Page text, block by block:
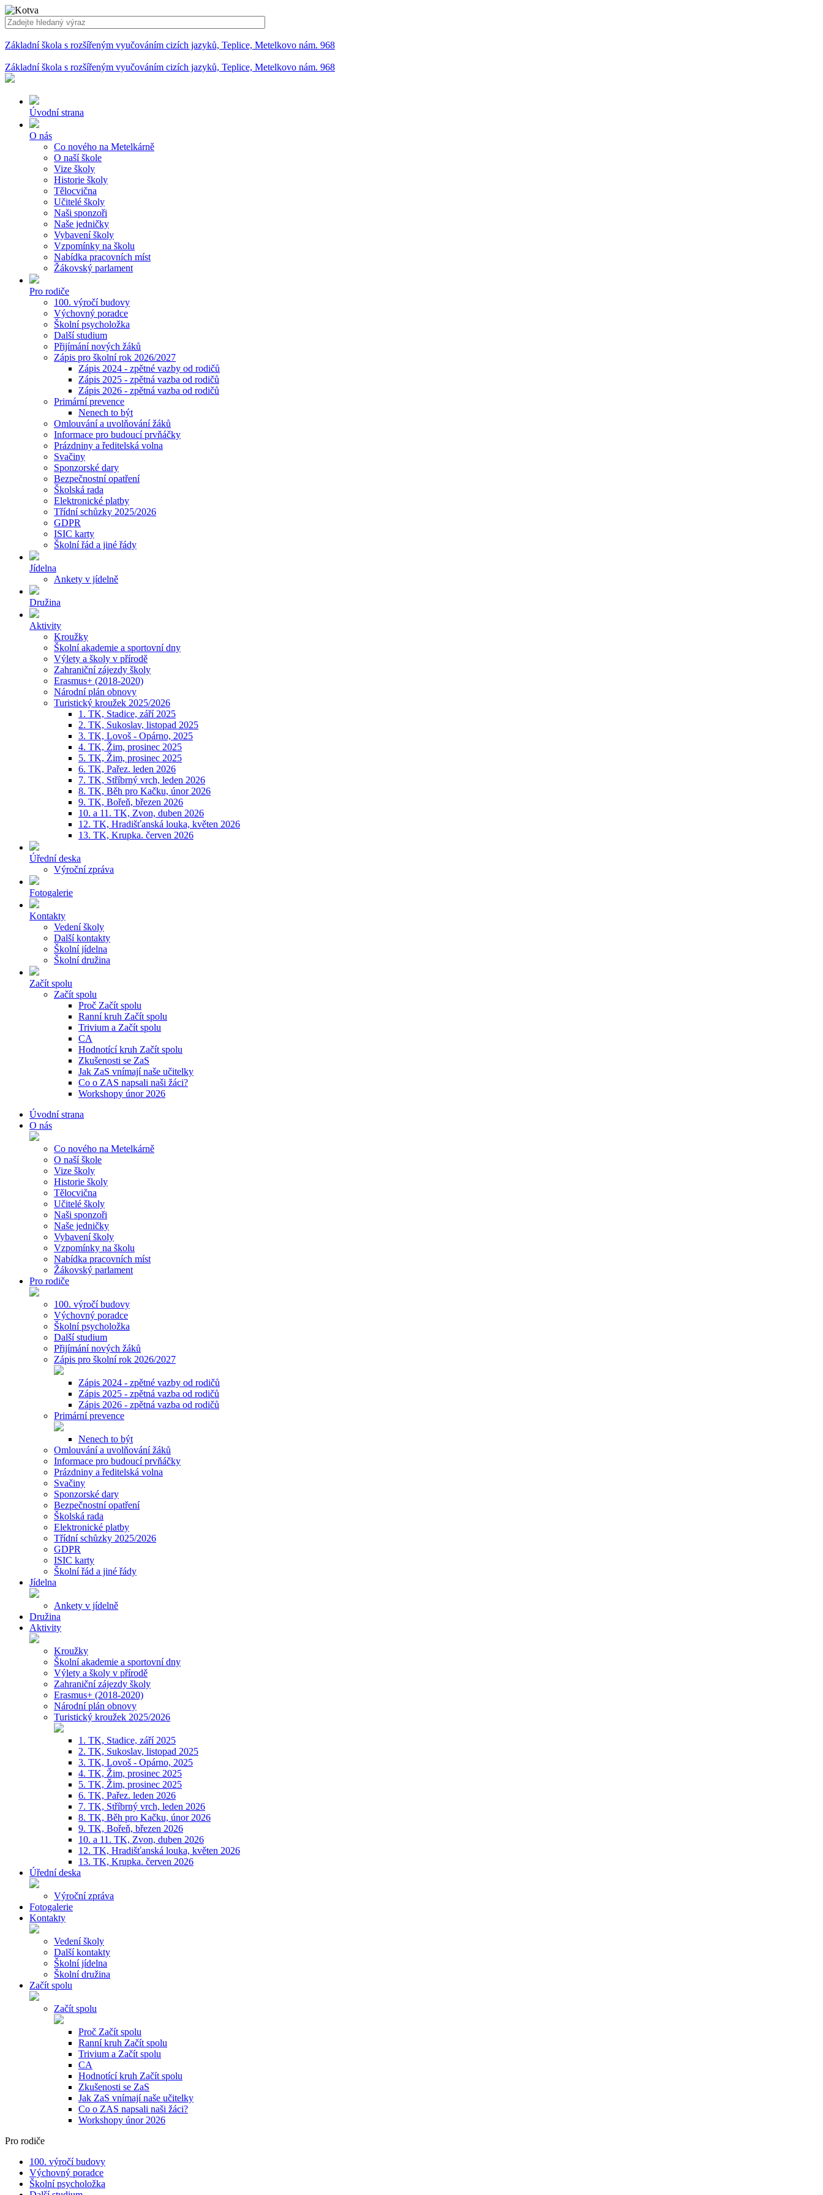
Základní škola s rozšířeným vyučováním cizích jazyků, Teplice, Metelkovo nám. 968
Základní škola s rozšířeným vyučováním cizích jazyků, Teplice, Metelkovo nám. 968
Úvodní strana
O nás
Co nového na Metelkárně
O naší škole
Vize školy
Historie školy
Tělocvična
Učitelé školy
Naši sponzoři
Naše jedničky
Vybavení školy
Vzpomínky na školu
Nabídka pracovních míst
Žákovský parlament
Pro rodiče
100. výročí budovy
Výchovný poradce
Školní psycholožka
Další studium
Přijímání nových žáků
Zápis pro školní rok 2026/2027
Zápis 2024 - zpětné vazby od rodičů
Zápis 2025 - zpětná vazba od rodičů
Zápis 2026 - zpětná vazba od rodičů
Primární prevence
Nenech to být
Omlouvání a uvolňování žáků
Informace pro budoucí prvňáčky
Prázdniny a ředitelská volna
Svačiny
Sponzorské dary
Bezpečnostní opatření
Školská rada
Elektronické platby
Třídní schůzky 2025/2026
GDPR
ISIC karty
Školní řád a jiné řády
Jídelna
Ankety v jídelně
Družina
Aktivity
Kroužky
Školní akademie a sportovní dny
Výlety a školy v přírodě
Zahraniční zájezdy školy
Erasmus+ (2018-2020)
Národní plán obnovy
Turistický kroužek 2025/2026
1. TK, Stadice, září 2025
2. TK, Sukoslav, listopad 2025
3. TK, Lovoš - Opárno, 2025
4. TK, Žim, prosinec 2025
5. TK, Žim, prosinec 2025
6. TK, Pařez. leden 2026
7. TK, Stříbrný vrch, leden 2026
8. TK, Běh pro Kačku, únor 2026
9. TK, Bořeň, březen 2026
10. a 11. TK, Zvon, duben 2026
12. TK, Hradišťanská louka, květen 2026
13. TK, Krupka. červen 2026
Úřední deska
Výroční zpráva
Fotogalerie
Kontakty
Vedení školy
Další kontakty
Školní jídelna
Školní družina
Začít spolu
Začít spolu
Proč Začít spolu
Ranní kruh Začít spolu
Trivium a Začít spolu
CA
Hodnotící kruh Začít spolu
Zkušenosti se ZaS
Jak ZaS vnímají naše učitelky
Co o ZAS napsali naši žáci?
Workshopy únor 2026
Úvodní strana
O nás
Co nového na Metelkárně
O naší škole
Vize školy
Historie školy
Tělocvična
Učitelé školy
Naši sponzoři
Naše jedničky
Vybavení školy
Vzpomínky na školu
Nabídka pracovních míst
Žákovský parlament
Pro rodiče
100. výročí budovy
Výchovný poradce
Školní psycholožka
Další studium
Přijímání nových žáků
Zápis pro školní rok 2026/2027
Zápis 2024 - zpětné vazby od rodičů
Zápis 2025 - zpětná vazba od rodičů
Zápis 2026 - zpětná vazba od rodičů
Primární prevence
Nenech to být
Omlouvání a uvolňování žáků
Informace pro budoucí prvňáčky
Prázdniny a ředitelská volna
Svačiny
Sponzorské dary
Bezpečnostní opatření
Školská rada
Elektronické platby
Třídní schůzky 2025/2026
GDPR
ISIC karty
Školní řád a jiné řády
Jídelna
Ankety v jídelně
Družina
Aktivity
Kroužky
Školní akademie a sportovní dny
Výlety a školy v přírodě
Zahraniční zájezdy školy
Erasmus+ (2018-2020)
Národní plán obnovy
Turistický kroužek 2025/2026
1. TK, Stadice, září 2025
2. TK, Sukoslav, listopad 2025
3. TK, Lovoš - Opárno, 2025
4. TK, Žim, prosinec 2025
5. TK, Žim, prosinec 2025
6. TK, Pařez. leden 2026
7. TK, Stříbrný vrch, leden 2026
8. TK, Běh pro Kačku, únor 2026
9. TK, Bořeň, březen 2026
10. a 11. TK, Zvon, duben 2026
12. TK, Hradišťanská louka, květen 2026
13. TK, Krupka. červen 2026
Úřední deska
Výroční zpráva
Fotogalerie
Kontakty
Vedení školy
Další kontakty
Školní jídelna
Školní družina
Začít spolu
Začít spolu
Proč Začít spolu
Ranní kruh Začít spolu
Trivium a Začít spolu
CA
Hodnotící kruh Začít spolu
Zkušenosti se ZaS
Jak ZaS vnímají naše učitelky
Co o ZAS napsali naši žáci?
Workshopy únor 2026
Pro rodiče
100. výročí budovy
Výchovný poradce
Školní psycholožka